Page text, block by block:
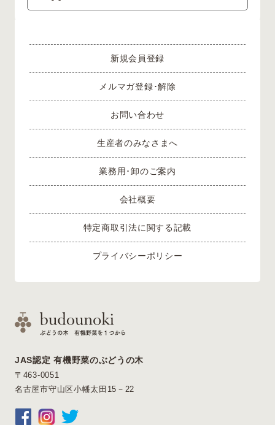
JAS認定 有機野菜のぶどうの木
〒463-0051
名古屋市守山区小幡太田15－22
新規会員登録
メルマガ登録･解除
お問い合わせ
生産者のみなさまへ
業務用･卸のご案内
会社概要
特定商取引法に関する記載
プライバシーポリシー